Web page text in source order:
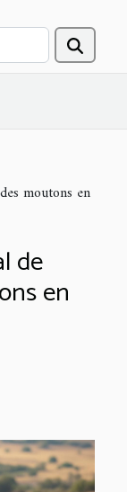
moutons en
de
en